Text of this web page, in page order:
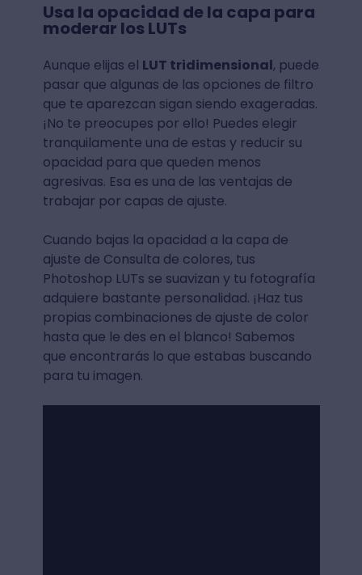
Usa la opacidad de la capa para
moderar los LUTs
Aunque elijas el LUT tridimensional, puede
pasar que algunas de las opciones de filtro
que te aparezcan sigan siendo exageradas.
¡No te preocupes por ello! Puedes elegir
tranquilamente una de estas y reducir su
opacidad para que queden menos
agresivas. Esa es una de las ventajas de
trabajar por capas de ajuste.
Cuando bajas la opacidad a la capa de
ajuste de Consulta de colores, tus
Photoshop LUTs se suavizan y tu fotografía
adquiere bastante personalidad. ¡Haz tus
propias combinaciones de ajuste de color
hasta que le des en el blanco! Sabemos
que encontrarás lo que estabas buscando
para tu imagen.